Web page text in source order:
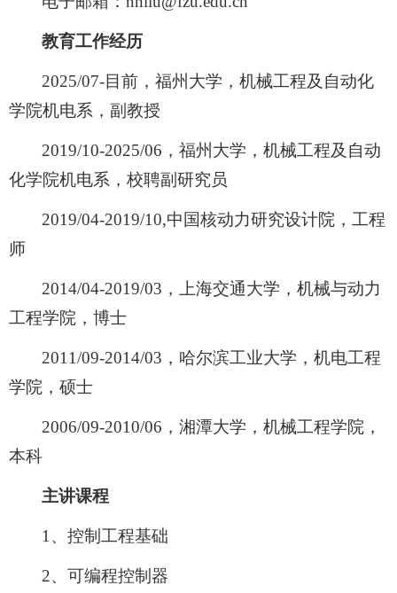
教育工作经历
2025/07-目前，福州大学，机械工程及自动化
学院机电系，副教授
2019/10-2025/06，福州大学，机械工程及自动
化学院机电系，校聘副研究员
2019/04-2019/10,中国核动力研究设计院，工程
师
2014/04-2019/03，上海交通大学，机械与动力
工程学院，博士
2011/09-2014/03，哈尔滨工业大学，机电工程
学院，硕士
2006/09-2010/06，湘潭大学，机械工程学院，
本科
主讲课程
1、控制工程基础
2、可编程控制器